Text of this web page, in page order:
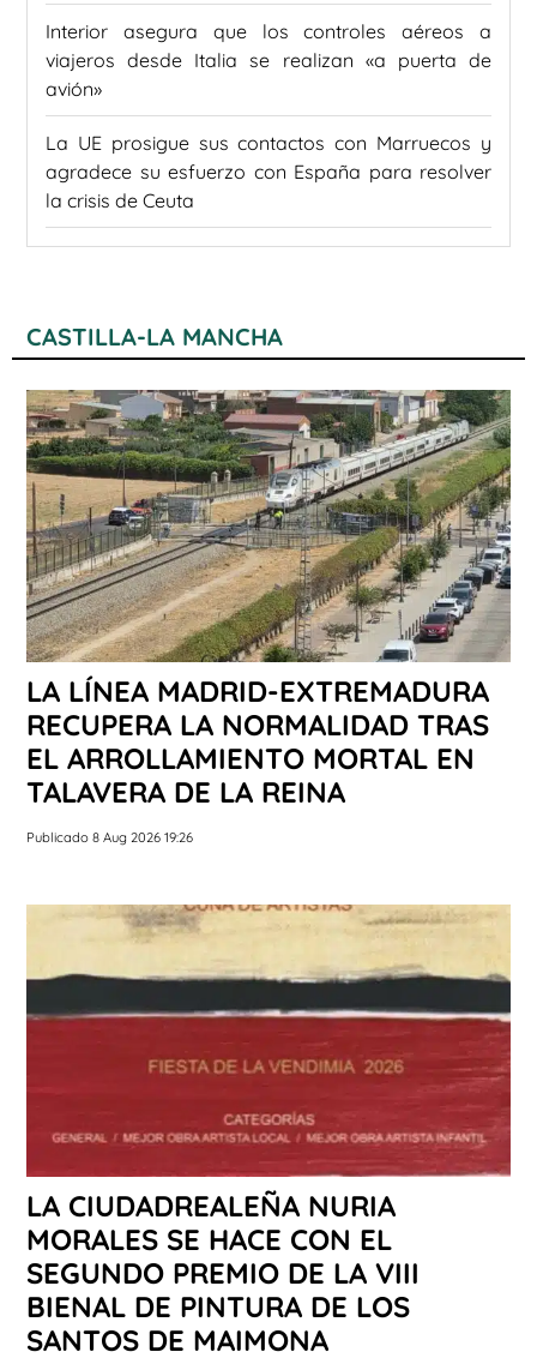
Interior asegura que los controles aéreos a
viajeros desde Italia se realizan «a puerta de
avión»
La UE prosigue sus contactos con Marruecos y
agradece su esfuerzo con España para resolver
la crisis de Ceuta
CASTILLA-LA MANCHA
LA LÍNEA MADRID-EXTREMADURA
RECUPERA LA NORMALIDAD TRAS
EL ARROLLAMIENTO MORTAL EN
TALAVERA DE LA REINA
Publicado 8 Aug 2026 19:26
LA CIUDADREALEÑA NURIA
MORALES SE HACE CON EL
SEGUNDO PREMIO DE LA VIII
BIENAL DE PINTURA DE LOS
SANTOS DE MAIMONA